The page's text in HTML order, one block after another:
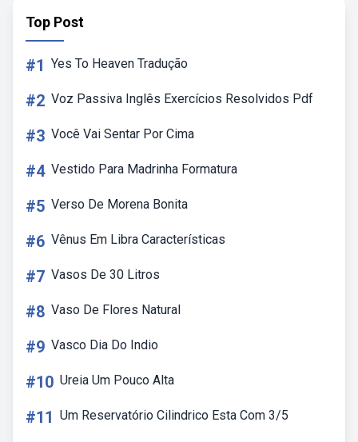
Top Post
#1 Yes To Heaven Tradução
#2 Voz Passiva Inglês Exercícios Resolvidos Pdf
#3 Você Vai Sentar Por Cima
#4 Vestido Para Madrinha Formatura
#5 Verso De Morena Bonita
#6 Vênus Em Libra Características
#7 Vasos De 30 Litros
#8 Vaso De Flores Natural
#9 Vasco Dia Do Indio
#10 Ureia Um Pouco Alta
#11 Um Reservatório Cilindrico Esta Com 3/5